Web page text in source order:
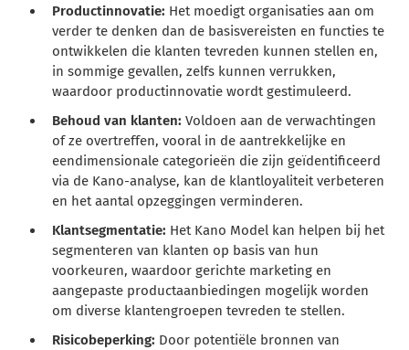
Productinnovatie: Het moedigt organisaties aan om
verder te denken dan de basisvereisten en functies te
ontwikkelen die klanten tevreden kunnen stellen en,
in sommige gevallen, zelfs kunnen verrukken,
waardoor productinnovatie wordt gestimuleerd.
Behoud van klanten: Voldoen aan de verwachtingen
of ze overtreffen, vooral in de aantrekkelijke en
eendimensionale categorieën die zijn geïdentificeerd
via de Kano-analyse, kan de klantloyaliteit verbeteren
en het aantal opzeggingen verminderen.
Klantsegmentatie: Het Kano Model kan helpen bij het
segmenteren van klanten op basis van hun
voorkeuren, waardoor gerichte marketing en
aangepaste productaanbiedingen mogelijk worden
om diverse klantengroepen tevreden te stellen.
Risicobeperking: Door potentiële bronnen van